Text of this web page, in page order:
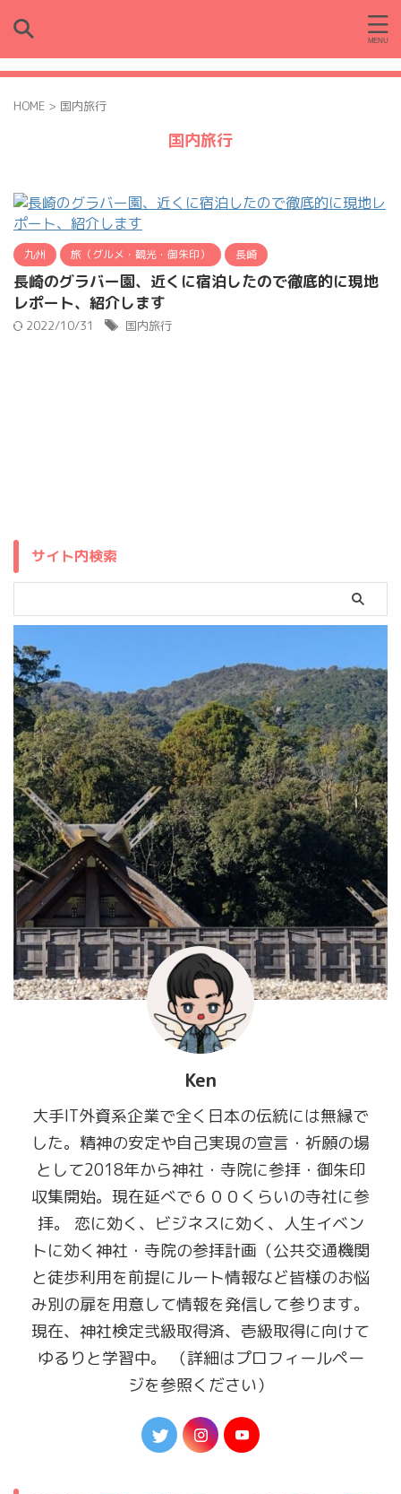
HOME > 国内旅行
国内旅行
九州 旅（グルメ・観光・御朱印） 長崎
長崎のグラバー園、近くに宿泊したので徹底的に現地
レポート、紹介します
2022/10/31 国内旅行
サイト内検索
Ken
大手IT外資系企業で全く日本の伝統には無縁で
した。精神の安定や自己実現の宣言・祈願の場
として2018年から神社・寺院に参拝・御朱印
収集開始。現在延べで６００くらいの寺社に参
拝。 恋に効く、ビジネスに効く、人生イベン
トに効く神社・寺院の参拝計画（公共交通機関
と徒歩利用を前提にルート情報など皆様のお悩
み別の扉を用意して情報を発信して参ります。
現在、神社検定弐級取得済、壱級取得に向けて
ゆるりと学習中。 （詳細はプロフィールペー
ジを参照ください）